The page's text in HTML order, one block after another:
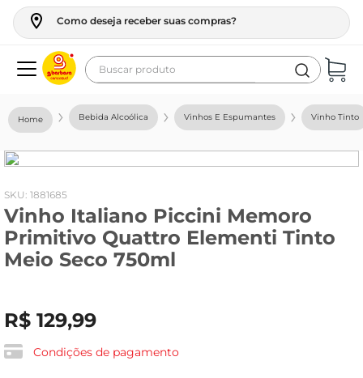
Como deseja receber suas compras?
Buscar produto
Bebida Alcoólica Vinhos E Espumantes Vinho Tinto
: 1881685
Vinho Italiano Piccini Memoro
Primitivo Quattro Elementi Tinto
Meio Seco 750ml
R$ 129,99
Condições de pagamento
geladeira
fogao
café
cerveja
leite
tv